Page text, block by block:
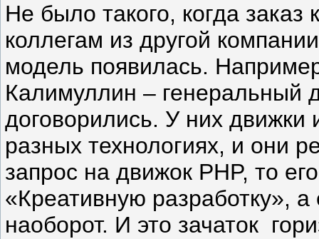
Не было такого, когда
коллегам из другой
модель появилась.
Калимуллин – генеральный
договорились. У них движки
разных технологиях, и они
запрос на движок PHP, то
«Креативную разработку»,
наоборот. И это зачаток